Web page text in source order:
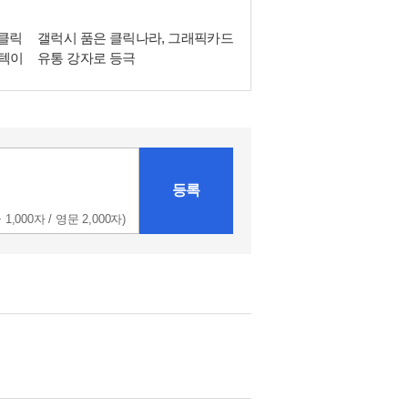
리
클릭나라, GALAX와 손잡고 국내
시장 공략…공식 유통 본격화
1,000자 / 영문 2,000자)
등록